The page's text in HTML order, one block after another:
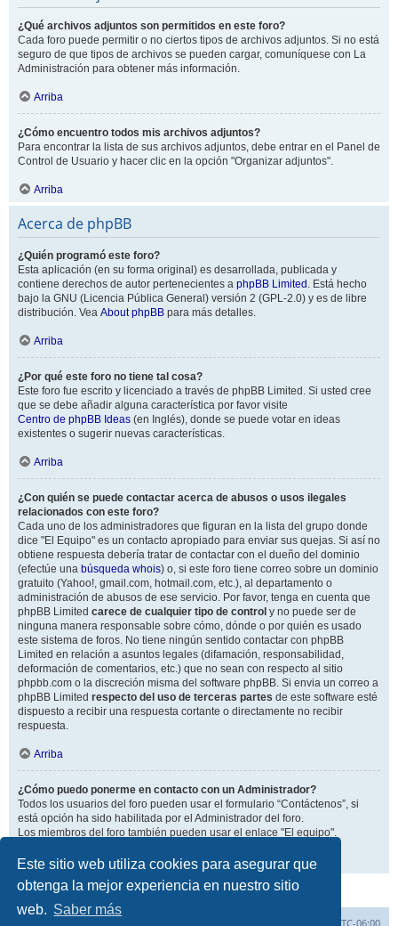
Este sitio web utiliza cookies para asegurar que
obtenga la mejor experiencia en nuestro sitio
web. Saber más
¿Qué archivos adjuntos son permitidos en este foro?
Cada foro puede permitir o no ciertos tipos de archivos adjuntos. Si no está
seguro de que tipos de archivos se pueden cargar, comuníquese con La
Administración para obtener más información.
Arriba
¿Cómo encuentro todos mis archivos adjuntos?
Para encontrar la lista de sus archivos adjuntos, debe entrar en el Panel de
Control de Usuario y hacer clic en la opción "Organizar adjuntos".
Arriba
Acerca de phpBB
¿Quién programó este foro?
Esta aplicación (en su forma original) es desarrollada, publicada y
contiene derechos de autor pertenecientes a phpBB Limited . Está hecho
bajo la GNU (Licencia Pública General) versión 2 (GPL-2.0) y es de libre
distribución. Vea About phpBB para más detalles.
Arriba
¿Por qué este foro no tiene tal cosa?
Este foro fue escrito y licenciado a través de phpBB Limited. Si usted cree
que se debe añadir alguna característica por favor visite
Centro de phpBB Ideas (en Inglés), donde se puede votar en ideas
existentes o sugerir nuevas características.
Arriba
¿Con quién se puede contactar acerca de abusos o usos ilegales
relacionados con este foro?
Cada uno de los administradores que figuran en la lista del grupo donde
dice "El Equipo" es un contacto apropiado para enviar sus quejas. Si así no
obtiene respuesta debería tratar de contactar con el dueño del dominio
(efectúe una búsqueda whois) o, si este foro tiene correo sobre un dominio
gratuito (Yahoo!, gmail.com, hotmail.com, etc.), al departamento o
administración de abusos de ese servicio. Por favor, tenga en cuenta que
phpBB Limited carece de cualquier tipo de control y no puede ser de
ninguna manera responsable sobre cómo, dónde o por quién es usado
este sistema de foros. No tiene ningún sentido contactar con phpBB
Limited en relación a asuntos legales (difamación, responsabilidad,
deformación de comentarios, etc.) que no sean con respecto al sitio
phpbb.com o la discreción misma del software phpBB. Si envia un correo a
phpBB Limited respecto del uso de terceras partes de este software esté
dispuesto a recibir una respuesta cortante o directamente no recibir
respuesta.
Arriba
¿Cómo puedo ponerme en contacto con un Administrador?
Todos los usuarios del foro pueden usar el formulario “Contáctenos”, si
está opción ha sido habilitada por el Administrador del foro.
Los miembros del foro también pueden usar el enlace "El equipo".
Arriba
UTC-06:00